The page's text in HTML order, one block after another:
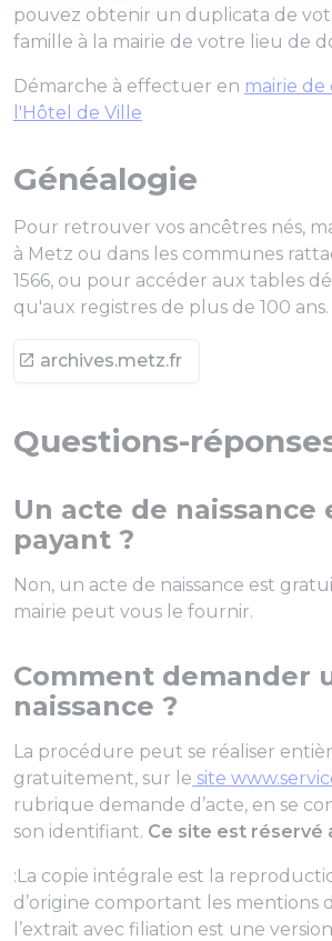
pouvez obtenir un duplicata de
famille à la mairie de votre lieu de
Démarche à effectuer en mairie
l'Hôtel de Ville
Généalogie
Pour retrouver vos ancêtres nés,
à Metz ou dans les communes
1566, ou pour accéder aux tables
qu'aux registres de plus de 100 ans.
archives.metz.fr
Questions-
Un acte de naissance
payant ?
Non, un acte de naissance est
mairie peut vous le fournir.
Comment demander
naissance ?
La procédure peut se réaliser
gratuitement, sur le site
rubrique demande d’acte, en se
son identifiant. Ce site est réservé
:La copie intégrale est la
d’origine comportant les mentions
l’extrait avec filiation est une